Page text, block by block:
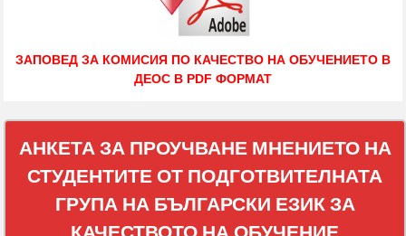
ЗАПОВЕД ЗА КОМИСИЯ ПО КАЧЕСТВО НА ОБУЧЕНИЕТО В
ДЕОС В PDF ФОРМАТ
АНКЕТА ЗА ПРОУЧВАНЕ МНЕНИЕТО НА
СТУДЕНТИТЕ ОТ ПОДГОТВИТЕЛНАТА
ГРУПА НА БЪЛГАРСКИ ЕЗИК ЗА